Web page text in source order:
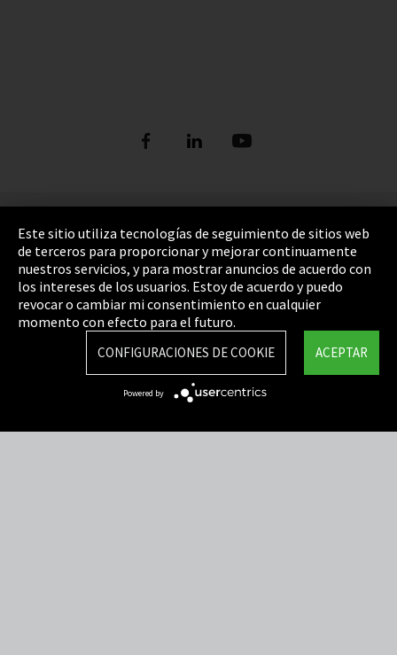
Pie de imprenta
Política de privacidad
Cookie Settings
Términos y Condiciones
Mapa del sitio
Integrity Line
Este sitio utiliza tecnologías de seguimiento de sitios web
de terceros para proporcionar y mejorar continuamente
nuestros servicios, y para mostrar anuncios de acuerdo con
los intereses de los usuarios. Estoy de acuerdo y puedo
revocar o cambiar mi consentimiento en cualquier
momento con efecto para el futuro.
ACEPTAR
CONFIGURACIONES DE COOKIE
Powered by